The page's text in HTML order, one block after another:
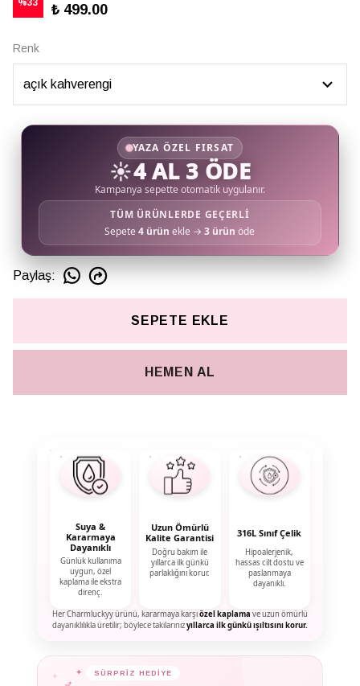
%33 ₺ 499.00
Renk
YAZA ÖZEL FIRSAT
☀️4 AL 3 ÖDE
Kampanya sepette otomatik uygulanır.
TÜM ÜRÜNLERDE GEÇERLİ
Sepete4 ürün ekle →3 ürün öde
Paylaş:
SEPETE EKLE
HEMEN AL
Suya &
Kararmaya
Dayanıklı
Günlük kullanıma
uygun, özel
kaplama ile ekstra
direnç.
Uzun Ömürlü
Kalite Garantisi
Doğru bakım ile
yıllarca ilk günkü
parlaklığını korur.
316L Sınıf Çelik
Hipoalerjenik,
hassas cilt dostu ve
paslanmaya
dayanıklı.
Her Charmluckyy ürünü, kararmaya karşıözel kaplama ve uzun ömürlü
dayanıklılıkla üretilir; böylece takılarınızyıllarca ilk günkü ışıltısını korur.
✦ SÜRPRİZ HEDİYE